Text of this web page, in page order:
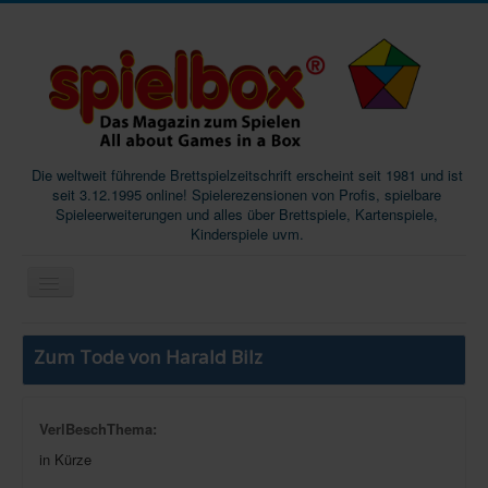
Die weltweit führende Brettspielzeitschrift erscheint seit 1981 und ist
seit 3.12.1995 online! Spielerezensionen von Profis, spielbare
Spieleerweiterungen und alles über Brettspiele, Kartenspiele,
Kinderspiele uvm.
Start
Zum Tode von Harald Bilz
VerlBeschThema:
in Kürze